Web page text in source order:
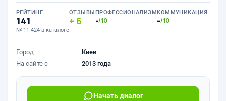
РЕЙТИНГ
141
№ 11 424 в каталоге
ОТЗЫВЫ
6
ПРОФЕССИОНАЛИЗМ
-/10
КОММУНИКАЦИЯ
-/10
Город
Киев
На сайте с
2013 года
Начать диалог